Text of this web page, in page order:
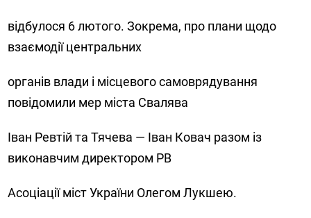
відбулося 6 лютого. Зокрема, про плани щодо
взаємодії центральних
органів влади і місцевого самоврядування
повідомили мер міста Свалява
Іван Ревтій та Тячева — Іван Ковач разом із
виконавчим директором РВ
Асоціації міст України Олегом Лукшею.